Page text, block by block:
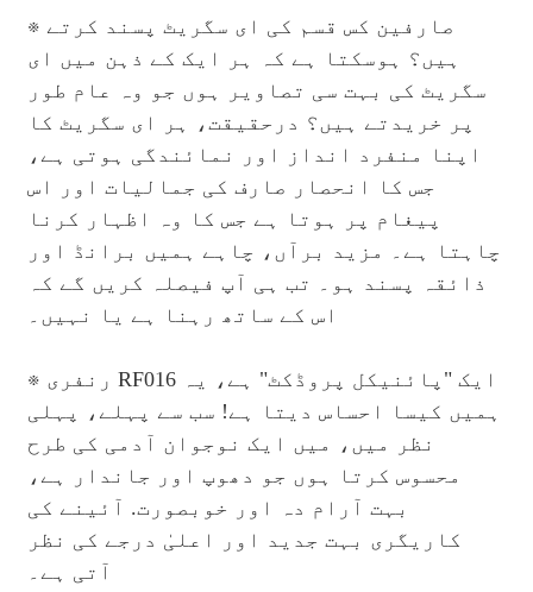
※ صارفین کس قسم کی ای سگریٹ پسند کرتے
ہیں؟ ہوسکتا ہے کہ ہر ایک کے ذہن میں ای
سگریٹ کی بہت سی تصاویر ہوں جو وہ عام طور
پر خریدتے ہیں؟ درحقیقت، ہر ای سگریٹ کا
اپنا منفرد انداز اور نمائندگی ہوتی ہے،
جس کا انحصار صارف کی جمالیات اور اس
پیغام پر ہوتا ہے جس کا وہ اظہار کرنا
چاہتا ہے۔ مزید برآں، چاہے ہمیں برانڈ اور
ذائقہ پسند ہو۔ تب ہی آپ فیصلہ کریں گے کہ
اس کے ساتھ رہنا ہے یا نہیں۔
※ رنفری RF016 ایک "پائنیکل پروڈکٹ" ہے، یہ
ہمیں کیسا احساس دیتا ہے! سب سے پہلے، پہلی
نظر میں، میں ایک نوجوان آدمی کی طرح
محسوس کرتا ہوں جو دھوپ اور جاندار ہے،
بہت آرام دہ اور خوبصورت. آئینے کی
کاریگری بہت جدید اور اعلیٰ درجے کی نظر
آتی ہے۔